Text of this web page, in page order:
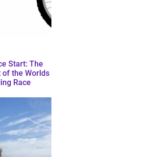
Start: The
of the Worlds
Race